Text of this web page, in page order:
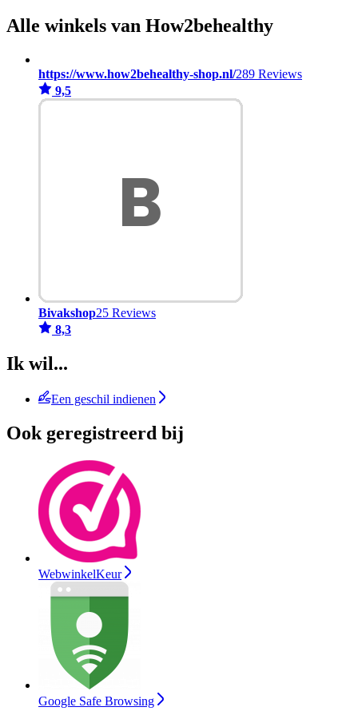
Alle winkels van How2behealthy
https://www.how2behealthy-shop.nl/289 Reviews
9,5
Bivakshop25 Reviews
8,3
Ik wil...
Een geschil indienen
Ook geregistreerd bij
WebwinkelKeur
Google Safe Browsing